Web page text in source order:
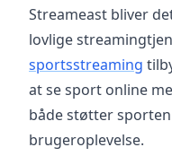
Streameast bliver
lovlige
sportsstreaming
at se sport online
både støtter
brugeroplevelse.